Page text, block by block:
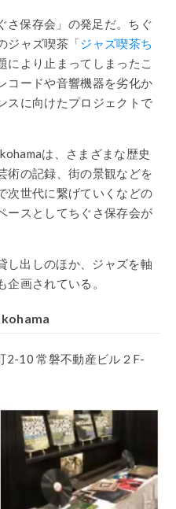
さ保存会」の発足だ。ちぐ
ジャズ喫茶「ジャズ喫茶ち
により止まってしまったこ
コードや音響機器を劣化か
スに向けたプロジェクトで
は、さまざまな歴史
術の記録、街の景観などを
次世代に繋げていくなどの
ースとしてちぐさ保存会が
し出しのほか、ジャズを軸
画されている。
2-10 常磐不動産ビル２F-